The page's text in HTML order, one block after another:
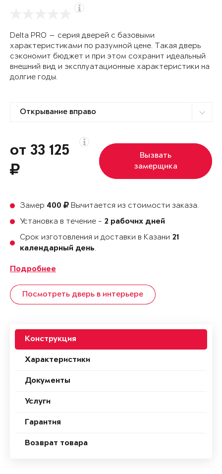
Delta PRO — серия дверей с базовыми
характеристиками по разумной цене. Такая дверь
сэкономит бюджет и при этом сохранит идеальный
внешний вид и эксплуатационные характеристики на
долгие годы.
от 33 125
Вызвать
замерщика
Замер 400
Вычитается из стоимости заказа.
Установка в течение - 2 рабочих дней
Срок изготовления и доставки в Казани 21
календарный день.
Подробнее
Посмотреть дверь в интерьере
Конструкция
Характеристики
Документы
Услуги
Гарантия
Возврат товара